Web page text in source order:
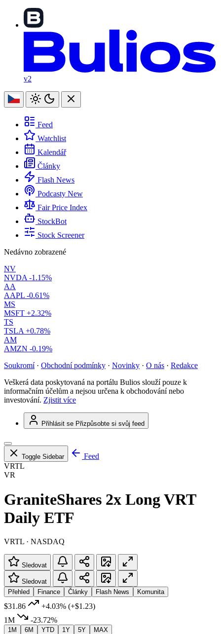
v2
Feed
Watchlist
Kalendář
Články
Flash News
Podcasty New
Fair Price Index
StockBot
Stock Screener
Nedávno zobrazené
NV
NVDA -1.15%
AA
AAPL -0.61%
MS
MSFT +2.32%
TS
TSLA +0.78%
AM
AMZN -0.19%
Soukromí · Obchodní podmínky · Novinky · O nás · Redakce
Veškerá data poskytovaná na portálu Bulios slouží pouze k
informačním účelům a nejsou určena k obchodování nebo
investování. Zjistit více
Přihlásit se Přizpůsobte si svůj feed
Toggle Sidebar
Feed
VRTL
VR
GraniteShares 2x Long VRT
Daily ETF
VRTL · NASDAQ
Sledovat
Sledovat
Přehled
Finance Články Flash News Komunita
$31.86 +4.03% (+$1.23)
1M
-23.72%
1M 6M YTD 1Y 5Y MAX